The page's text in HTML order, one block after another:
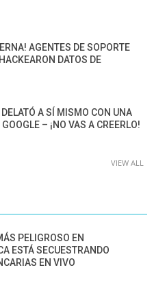
AGENTES DE SOPORTE
DATOS DE
DELATÓ A SÍ MISMO CON UNA
– ¡NO VAS A CREERLO!
VIEW ALL
PELIGROSO EN
ESTÁ SECUESTRANDO
EN VIVO